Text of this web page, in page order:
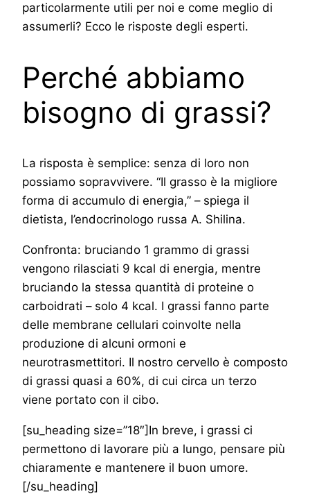
particolarmente utili per noi e come meglio di
assumerli? Ecco le risposte degli esperti.
Perché abbiamo
bisogno di grassi?
La risposta è semplice: senza di loro non
possiamo sopravvivere. “Il grasso è la migliore
forma di accumulo di energia,” – spiega il
dietista, l’endocrinologo russa A. Shilina.
Confronta: bruciando 1 grammo di grassi
vengono rilasciati 9 kcal di energia, mentre
bruciando la stessa quantità di proteine ​​o
carboidrati – solo 4 kcal. I grassi fanno parte
delle membrane cellulari coinvolte nella
produzione di alcuni ormoni e
neurotrasmettitori. Il nostro cervello è composto
di grassi quasi a 60%, di cui circa un terzo
viene portato con il cibo.
[su_heading size=”18″]In breve, i grassi ci
permettono di lavorare più a lungo, pensare più
chiaramente e mantenere il buon umore.
[/su_heading]